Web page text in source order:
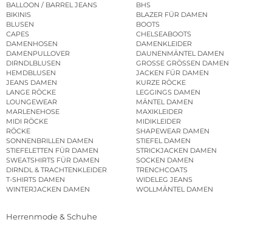
BALLOON / BARREL JEANS
BHS
BIKINIS
BLAZER FÜR DAMEN
BLUSEN
BOOTS
CAPES
CHELSEABOOTS
DAMENHOSEN
DAMENKLEIDER
DAMENPULLOVER
DAUNENMÄNTEL DAMEN
DIRNDLBLUSEN
GROSSE GRÖSSEN DAMEN
HEMDBLUSEN
JACKEN FÜR DAMEN
JEANS DAMEN
KURZE RÖCKE
LANGE RÖCKE
LEGGINGS DAMEN
LOUNGEWEAR
MÄNTEL DAMEN
MARLENEHOSE
MAXIKLEIDER
MIDI RÖCKE
MIDIKLEIDER
RÖCKE
SHAPEWEAR DAMEN
SONNENBRILLEN DAMEN
STIEFEL DAMEN
STIEFELETTEN FÜR DAMEN
STRICKJACKEN DAMEN
SWEATSHIRTS FÜR DAMEN
SOCKEN DAMEN
DIRNDL & TRACHTENKLEIDER
TRENCHCOATS
T-SHIRTS DAMEN
WIDELEG JEANS
WINTERJACKEN DAMEN
WOLLMÄNTEL DAMEN
Herrenmode & Schuhe